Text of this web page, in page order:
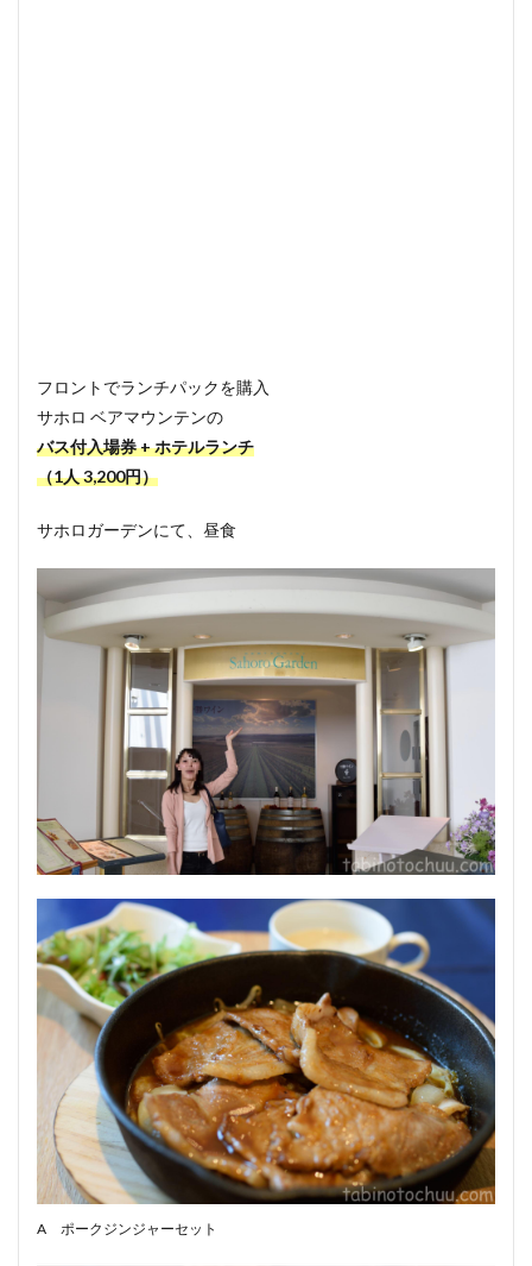
フロントでランチパックを購入
サホロ ベアマウンテンの
バス付入場券 + ホテルランチ
（1人 3,200円）
サホロガーデンにて、昼食
A ポークジンジャーセット